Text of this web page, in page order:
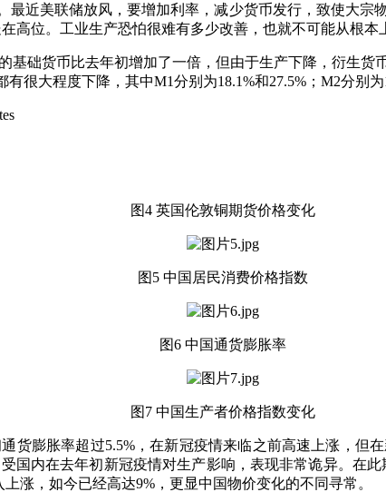
最近美联储放风，要增加利率，减少货币发行，致使大
高位。工业生产恐怕很难有多少改善，也就不可能从根本
基础货币比去年初增加了一倍，但由于生产下降，衍生
很大程度下降，其中M1分别为18.1%和27.5%；M2分别为
图4 英国伦敦铜期货价格变化
图5 中国居民消费价格指数
图6 中国通货膨胀率
图7 中国生产者价格指数变化
货膨胀率超过5.5%，在新冠疫情来临之前高速上涨，
国内在去年初新冠疫情对生产影响，表现非常诡异。在
涨，如今已经高达9%，更显中国物价变化的不同寻常。